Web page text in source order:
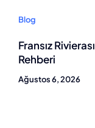
Blog
Fransız
Rehberi
Ağustos 6, 2026